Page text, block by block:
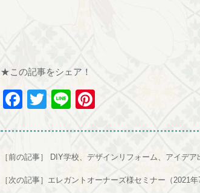
★この記事をシェア！
F
c
e
b
T
tt
er
Li
e
Pi
er
e
st
［前の記事］ DIY学校、デザインリフォーム、アイデア
［次の記事］ エレガントオーナーズ様セミナー（2021年